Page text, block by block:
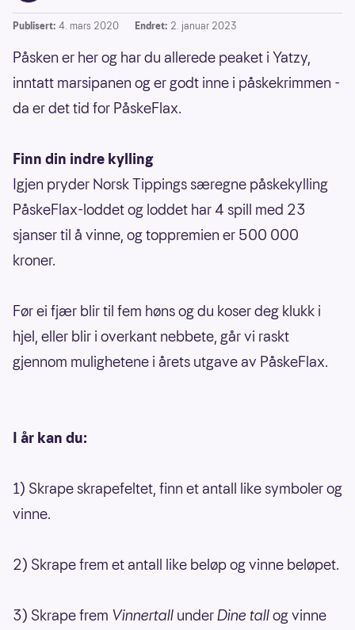
Publisert: 4. mars 2020 Endret: 2. januar 2023
Påsken er her og har du allerede peaket i Yatzy,
inntatt marsipanen og er godt inne i påskekrimmen -
da er det tid for PåskeFlax.
Finn din indre kylling
Igjen pryder Norsk Tippings særegne påskekylling
PåskeFlax-loddet og loddet har 4 spill med 23
sjanser til å vinne, og toppremien er 500 000
kroner.
Før ei fjær blir til fem høns og du koser deg klukk i
hjel, eller blir i overkant nebbete, går vi raskt
gjennom mulighetene i årets utgave av PåskeFlax.
I år kan du:
1) Skrape skrapefeltet, finn et antall like symboler og
vinne.
2) Skrape frem et antall like beløp og vinne beløpet.
3) Skrape frem Vinnertall underDine tallog vinne